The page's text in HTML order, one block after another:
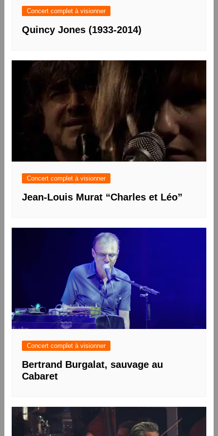
Concert complet à visionner
Quincy Jones (1933-2014)
Concert complet à visionner
Jean-Louis Murat “Charles et Léo”
Concert complet à visionner
Bertrand Burgalat, sauvage au
Cabaret